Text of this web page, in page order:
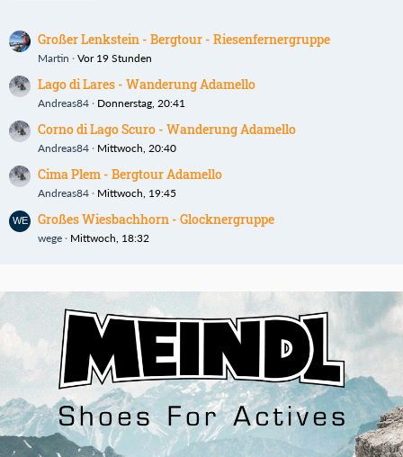
Großer Lenkstein - Bergtour - Riesenfernergruppe
Martin Vor 19 Stunden
Lago di Lares - Wanderung Adamello
Andreas84 Donnerstag, 20:41
Corno di Lago Scuro - Wanderung Adamello
Andreas84 Mittwoch, 20:40
Cima Plem - Bergtour Adamello
Andreas84 Mittwoch, 19:45
Großes Wiesbachhorn - Glocknergruppe
wege Mittwoch, 18:32